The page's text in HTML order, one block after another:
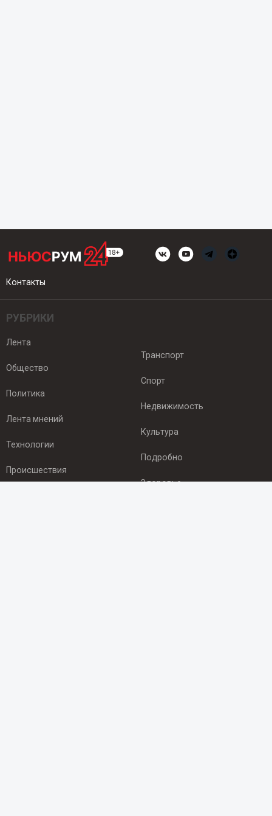
Контакты
РУБРИКИ
Лента
Общество
Политика
Лента мнений
Технологии
Происшествия
Транспорт
Спорт
Недвижимость
Культура
Подробно
Здоровье